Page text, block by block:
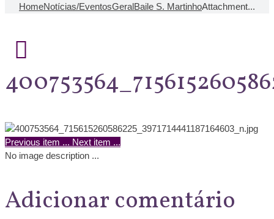
HomeNotícias/EventosGeralBaile S. MartinhoAttachment...
Previous item ... Next item ...
No image description ...
Adicionar comentário